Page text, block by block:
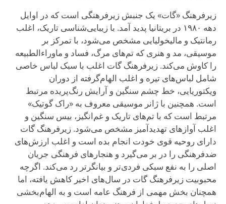
زیرفرهنگ «گات» یک جنبش زیرفرهنگی است که در اوایل
دهه ۱۹۸۰ در بریتانیا پدید آمد. با زیبایی‌شناسی تاریک، اغلب
رمانتیک و مالیخولیایی مشخص می‌شود، با تمرکز بر
موسیقی، مد و هنری که تم‌های مرگ، فساد و ماوراءالطبیعه
را کاوش می‌کند. زیرفرهنگ گات اغلب با سبک لباس خاصی
شامل لباس‌های تیره و اغلب الهام‌گرفته از دوران
ویکتوریایی، خط چشم سنگین و آرایش رنگ‌پریده مرتبط
است. همچنین با ژانر موسیقی معروف به «راک گوتیک»
مرتبط است که با تم‌های تاریک و غم‌انگیز، بیس سنگین و
اغلب آوازهای تهدیدآمیز مشخص می‌شود. زیرفرهنگ گات
دارای روحیه قوی خودت انجام بده است و اغلب ارزش‌های
ضدفرهنگی را در بر می‌گیرد و هنجارهای فرهنگی جریان
اصلی را به نفع سبکی فردی‌تر و بیانگرتر رد می‌کند. اگرچه
محبوبیت زیرفرهنگ گات در سال‌های اخیر کاهش یافته، اما
همچنان بخش مهمی از فرهنگ عامه است و به الهام‌بخشی